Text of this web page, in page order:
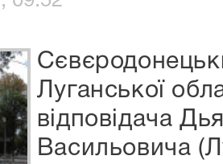
Луганської
відповідача
Васильовича